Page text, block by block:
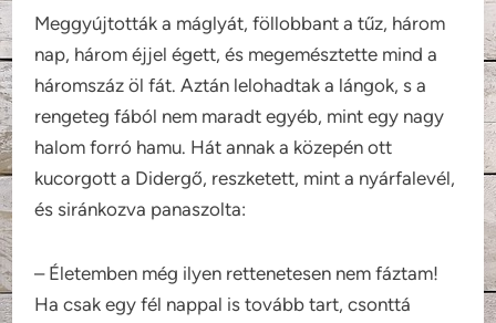
Meggyújtották a máglyát, föllobbant a tűz, három
nap, három éjjel égett, és megemésztette mind a
háromszáz öl fát. Aztán lelohadtak a lángok, s a
rengeteg fából nem maradt egyéb, mint egy nagy
halom forró hamu. Hát annak a közepén ott
kucorgott a Didergő, reszketett, mint a nyárfalevél,
és siránkozva panaszolta:
– Életemben még ilyen rettenetesen nem fáztam!
Ha csak egy fél nappal is tovább tart, csonttá